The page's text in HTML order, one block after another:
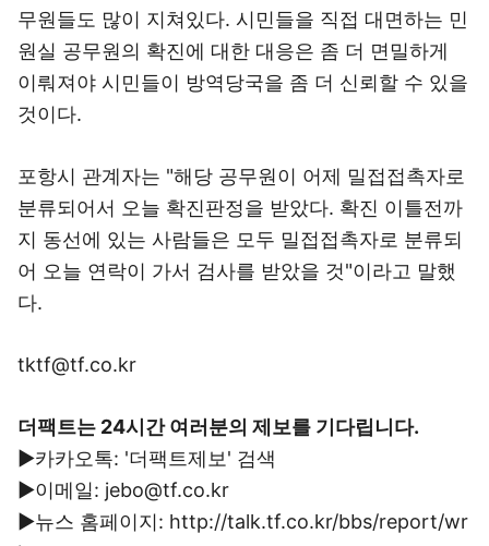
무원들도 많이 지쳐있다. 시민들을 직접 대면하는 민
원실 공무원의 확진에 대한 대응은 좀 더 면밀하게
이뤄져야 시민들이 방역당국을 좀 더 신뢰할 수 있을
것이다.
포항시 관계자는 "해당 공무원이 어제 밀접접촉자로
분류되어서 오늘 확진판정을 받았다. 확진 이틀전까
지 동선에 있는 사람들은 모두 밀접접촉자로 분류되
어 오늘 연락이 가서 검사를 받았을 것"이라고 말했
다.
tktf@tf.co.kr
더팩트는 24시간 여러분의 제보를 기다립니다.
▶카카오톡: '더팩트제보' 검색
▶이메일: jebo@tf.co.kr
▶뉴스 홈페이지: http://talk.tf.co.kr/bbs/report/wr